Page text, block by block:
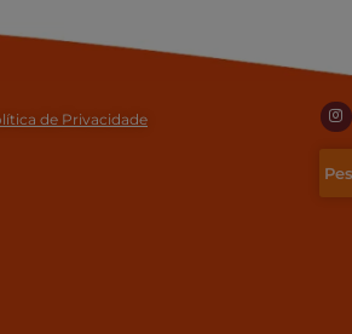
de Privacidade
I
n
s
g